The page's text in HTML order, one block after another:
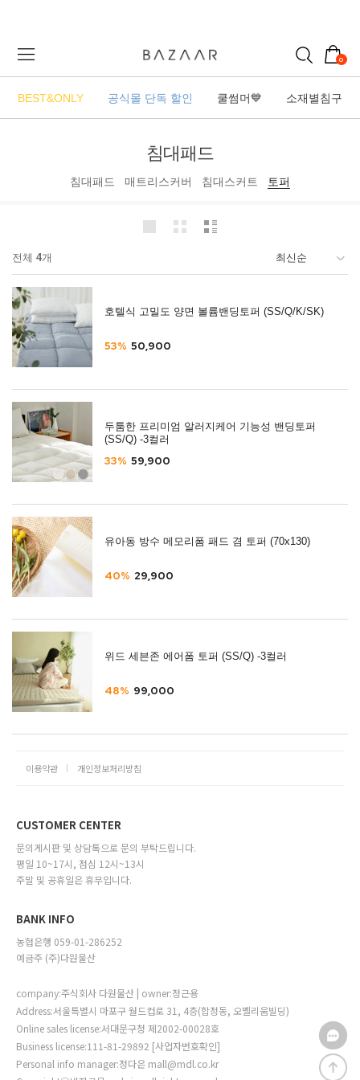
0
BEST&ONLY 공식몰 단독 할인 쿨썸머💙 소재별침구
침대패드
침대패드 매트리스커버 침대스커트 토퍼
전체 4개
호텔식 고밀도 양면 볼륨밴딩토퍼 (SS/Q/K/SK)
53% 50,900
두툼한 프리미엄 알러지케어 기능성 밴딩토퍼
(SS/Q) -3컬러
33% 59,900
유아동 방수 메모리폼 패드 겸 토퍼 (70x130)
40% 29,900
위드 세븐존 에어폼 토퍼 (SS/Q) -3컬러
48% 99,000
이용약관 개인정보처리방침
CUSTOMER CENTER
문의게시판 및 상담톡으로 문의 부탁드립니다.
평일 10~17시, 점심 12시~13시
주말 및 공휴일은 휴무입니다.
BANK INFO
농협은행 059-01-286252
예금주 (주)다원물산
company:주식회사 다원물산 | owner:정근용
Address:서울특별시 마포구 월드컵로 31, 4층(합정동, 오벨리움빌딩)
Online sales license:서대문구청 제2002-00028호
Business license:111-81-29892 [사업자번호확인]
Personal info manager:정다은 mall@mdl.co.kr